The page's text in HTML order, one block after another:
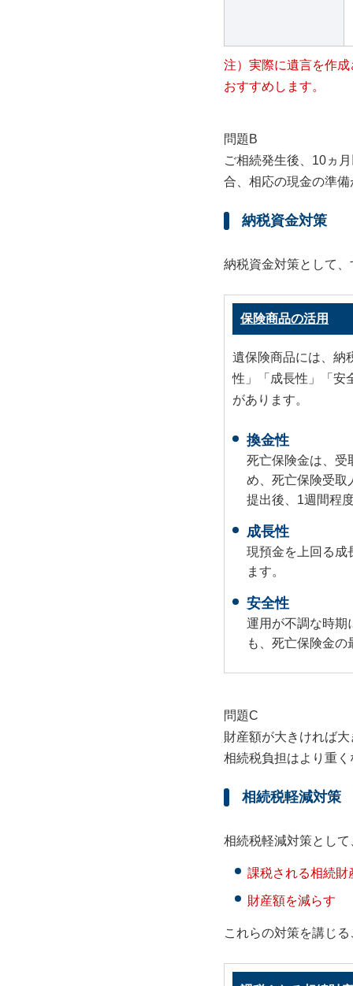
注）実際に遺言を作
おすすめします。
問題B
ご相続発生後、10ヵ
合、相応の現金の準
納税資金対策
納税資金対策として
保険商品の活用
遺保険商品には、納
性」「成長性」「安
があります。
換金性
死亡保険金は、受
め、死亡保険受取
提出後、1週間程
成長性
現預金を上回る成
ます。
安全性
運用が不調な時期
も、死亡保険金
問題C
財産額が大きければ
相続税負担はより重
相続税軽減対策
相続税軽減対策とし
課税される相続財
財産額を減らす
これらの対策を講じ